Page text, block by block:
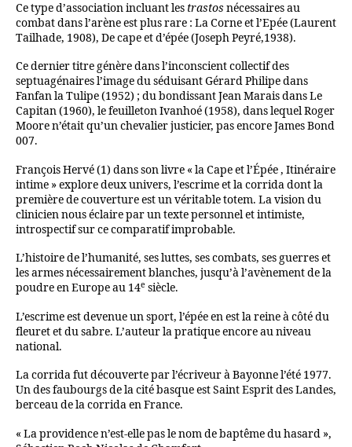
Ce type d’association incluant les trastos nécessaires au
combat dans l’arène est plus rare : La Corne et l’Epée (Laurent
Tailhade, 1908), De cape et d’épée (Joseph Peyré,1938).
Ce dernier titre génère dans l’inconscient collectif des
septuagénaires l’image du séduisant Gérard Philipe dans
Fanfan la Tulipe (1952) ; du bondissant Jean Marais dans Le
Capitan (1960), le feuilleton Ivanhoé (1958), dans lequel Roger
Moore n’était qu’un chevalier justicier, pas encore James Bond
007.
François Hervé (1) dans son livre « la Cape et l’Épée , Itinéraire
intime » explore deux univers, l’escrime et la corrida dont la
première de couverture est un véritable totem. La vision du
clinicien nous éclaire par un texte personnel et intimiste,
introspectif sur ce comparatif improbable.
L’histoire de l’humanité, ses luttes, ses combats, ses guerres et
les armes nécessairement blanches, jusqu’à l’avènement de la
poudre en Europe au 14e siècle.
L’escrime est devenue un sport, l’épée en est la reine à côté du
fleuret et du sabre. L’auteur la pratique encore au niveau
national.
La corrida fut découverte par l’écriveur à Bayonne l’été 1977.
Un des faubourgs de la cité basque est Saint Esprit des Landes,
berceau de la corrida en France.
« La providence n’est-elle pas le nom de baptême du hasard »,